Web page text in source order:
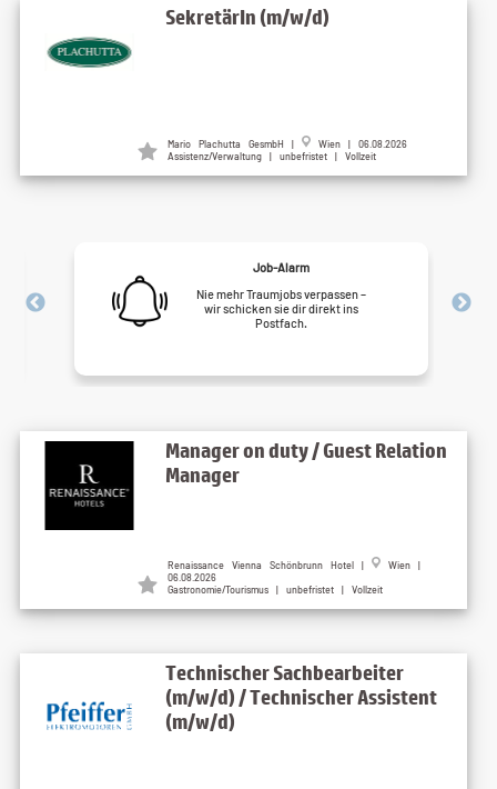
SekretärIn (m/w/d)
Mario Plachutta GesmbH |
Wien | 06.08.2026
Assistenz/Verwaltung | unbefristet | Vollzeit
Job-Alarm
Nie mehr Traumjobs verpassen –
wir schicken sie dir direkt ins
Postfach.
Manager on duty / Guest Relation
Manager
Renaissance Vienna Schönbrunn Hotel |
Wien |
06.08.2026
Gastronomie/Tourismus | unbefristet | Vollzeit
Technischer Sachbearbeiter
(m/w/d) / Technischer Assistent
(m/w/d)